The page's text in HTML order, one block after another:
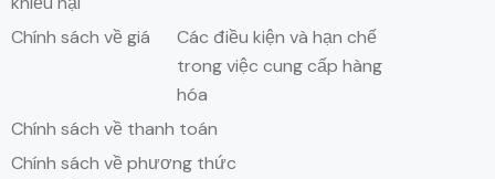
Chính sách về giá
Các điều kiện và hạn chế
trong việc cung cấp hàng
hóa
Chính sách về thanh toán
Chính sách về phương thức